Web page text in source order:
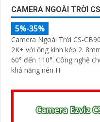
CAMERA NGOÀI TRỜI
5%-35%
Camera Ngoài Trời CS-
2K+ với ống kính kép 2.
60° đến 110°. Công nghệ chống ngược sáng DNR 3D cùng
khả năng nén H